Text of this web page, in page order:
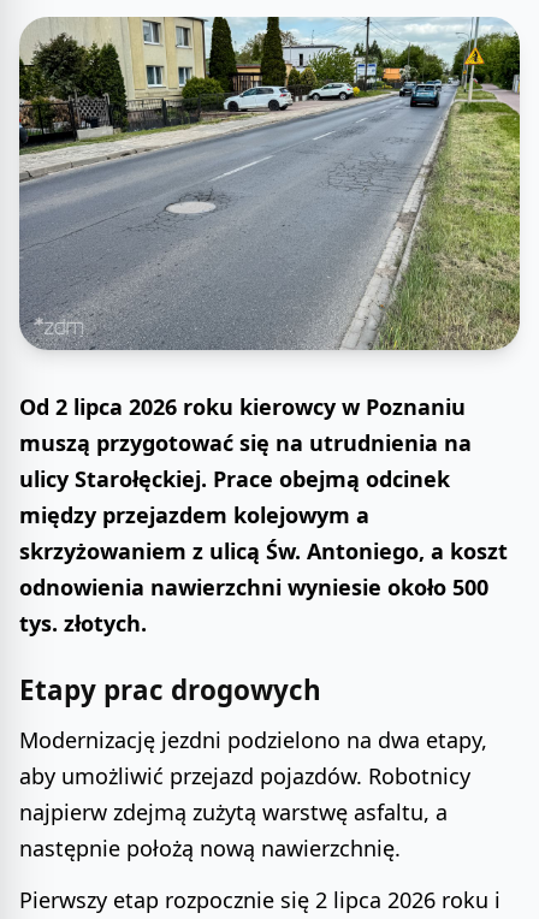
Od 2 lipca 2026 roku kierowcy w Poznaniu
muszą przygotować się na utrudnienia na
ulicy Starołęckiej. Prace obejmą odcinek
między przejazdem kolejowym a
skrzyżowaniem z ulicą Św. Antoniego, a koszt
odnowienia nawierzchni wyniesie około 500
tys. złotych.
Etapy prac drogowych
Modernizację jezdni podzielono na dwa etapy,
aby umożliwić przejazd pojazdów. Robotnicy
najpierw zdejmą zużytą warstwę asfaltu, a
następnie położą nową nawierzchnię.
Pierwszy etap rozpocznie się 2 lipca 2026 roku i